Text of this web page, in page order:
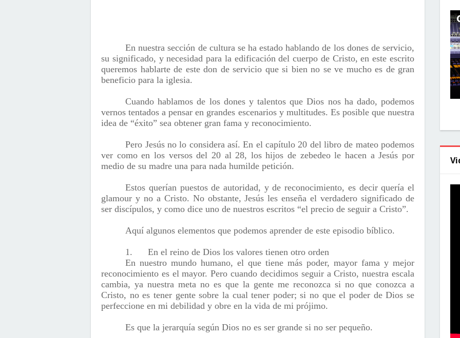
En nuestra sección de cultura se ha estado hablando de los dones de servicio,
su significado, y necesidad para la edificación del cuerpo de Cristo, en este escrito
queremos hablarte de este don de servicio que si bien no se ve mucho es de gran
beneficio para la iglesia.
Cuando hablamos de los dones y talentos que Dios nos ha dado, podemos
vernos tentados a pensar en grandes escenarios y multitudes. Es posible que nuestra
idea de “éxito” sea obtener gran fama y reconocimiento.
Pero Jesús no lo considera así. En el capítulo 20 del libro de mateo podemos
ver como en los versos del 20 al 28, los hijos de zebedeo le hacen a Jesús por
medio de su madre una para nada humilde petición.
Estos querían puestos de autoridad, y de reconocimiento, es decir quería el
glamour y no a Cristo. No obstante, Jesús les enseña el verdadero significado de
ser discípulos, y como dice uno de nuestros escritos “el precio de seguir a Cristo”.
Aquí algunos elementos que podemos aprender de este episodio bíblico.
1.
En el reino de Dios los valores tienen otro orden
En nuestro mundo humano, el que tiene más poder, mayor fama y mejor
reconocimiento es el mayor. Pero cuando decidimos seguir a Cristo, nuestra escala
cambia, ya nuestra meta no es que la gente me reconozca si no que conozca a
Cristo, no es tener gente sobre la cual tener poder; si no que el poder de Dios se
perfeccione en mi debilidad y obre en la vida de mi prójimo.
Es que la jerarquía según Dios no es ser grande si no ser pequeño.